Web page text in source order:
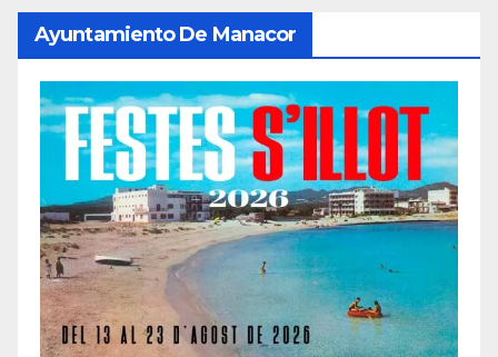
Ayuntamiento De Manacor